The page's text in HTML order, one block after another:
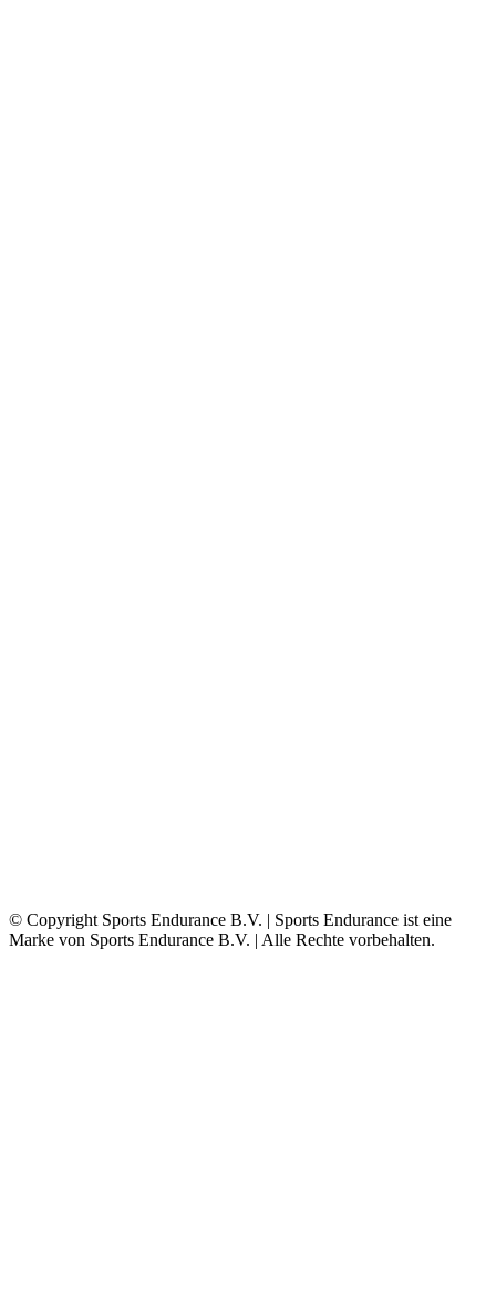
© Copyright Sports Endurance B.V. | Sports Endurance ist eine
Marke von Sports Endurance B.V. | Alle Rechte vorbehalten.